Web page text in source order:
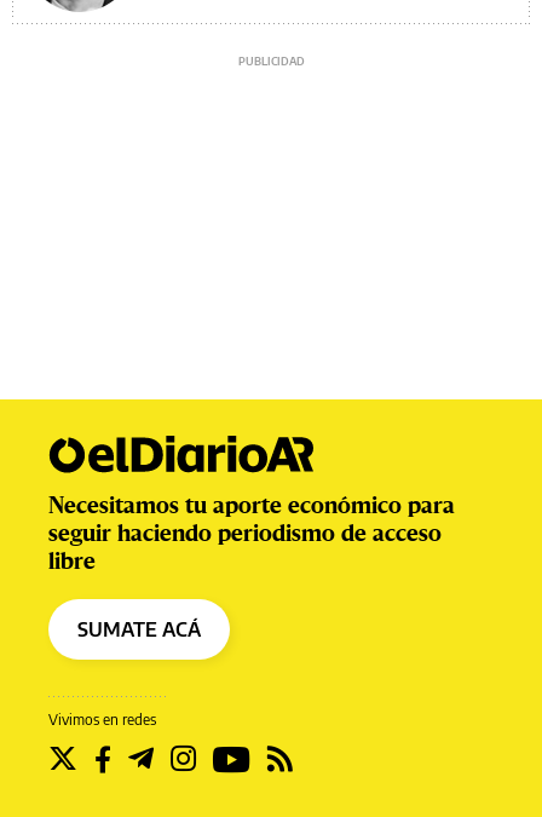
Vivimos en redes
Necesitamos tu aporte económico para
seguir haciendo periodismo de acceso
libre
SUMATE ACÁ